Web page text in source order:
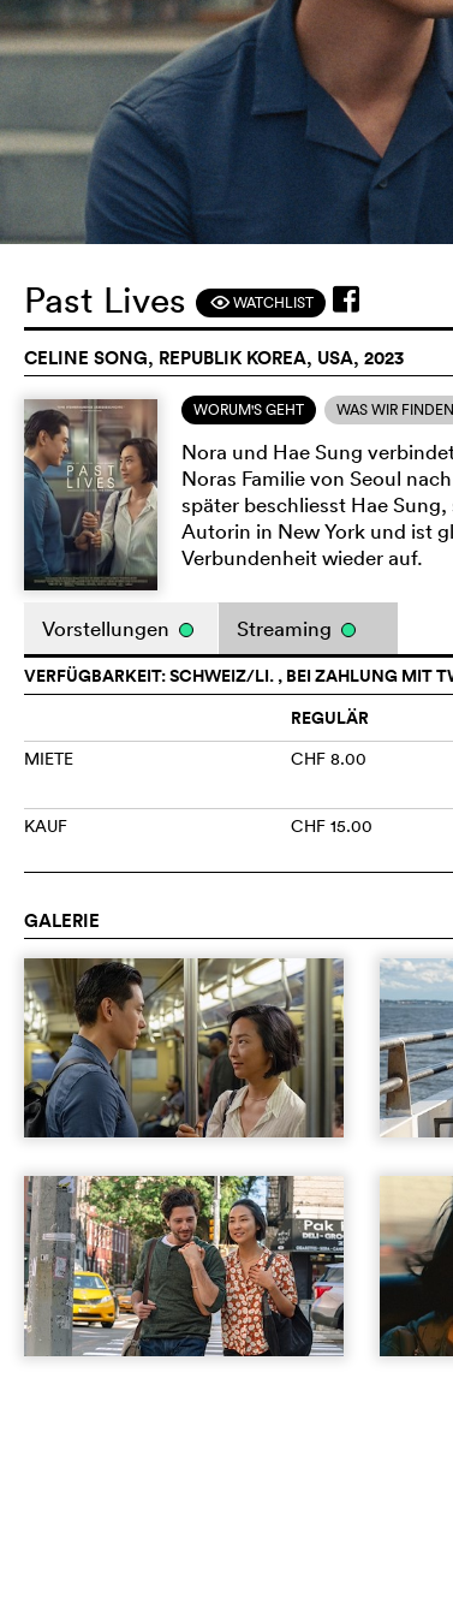
Past Lives FWATCHLIST
CELINE SONG, REPUBLIK KOREA, USA, 2023
WORUM'S GEHT WAS WIR FINDEN
Nora und Hae Sung
Noras Familie von Seoul
später beschliesst Hae
Autorin in New York und ist
Verbundenheit wieder auf.
Vorstellungen Streaming
VERFÜGBARKEIT: SCHWEIZ/LI. , BEI ZAHLUNG MIT
REGULÄR
MIETE CHF 8.00
KAUF CHF 15.00
GALERIE